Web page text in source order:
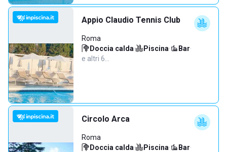
Appio Claudio Tennis Club
Roma
Doccia calda· Piscina· Bar·
e altri 6…
Circolo Arca
Roma
Doccia calda· Piscina· Bar·